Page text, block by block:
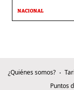
NACIONAL
¿Quiénes somos?
Puntos